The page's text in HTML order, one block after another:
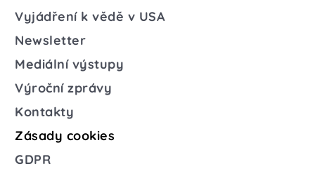
Vyjádření k vědě v USA
Newsletter
Mediální výstupy
Výroční zprávy
Kontakty
Zásady cookies
GDPR